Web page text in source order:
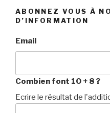
ABONNEZ VOUS À
D’INFORMATION
Email
Combien font 10 + 8 ?
Ecrire le résultat de